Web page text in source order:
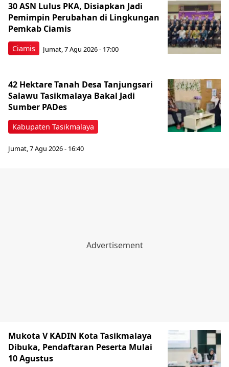
Ciamis
30 ASN Lulus PKA, Disiapkan Jadi
Pemimpin Perubahan di Lingkungan
Pemkab Ciamis
Jumat, 7 Agu 2026 - 17:00
Kabupaten Tasikmalaya
42 Hektare Tanah Desa Tanjungsari
Salawu Tasikmalaya Bakal Jadi
Sumber PADes
Jumat, 7 Agu 2026 - 16:40
Mukota V KADIN Kota Tasikmalaya
Dibuka, Pendaftaran Peserta Mulai
10 Agustus